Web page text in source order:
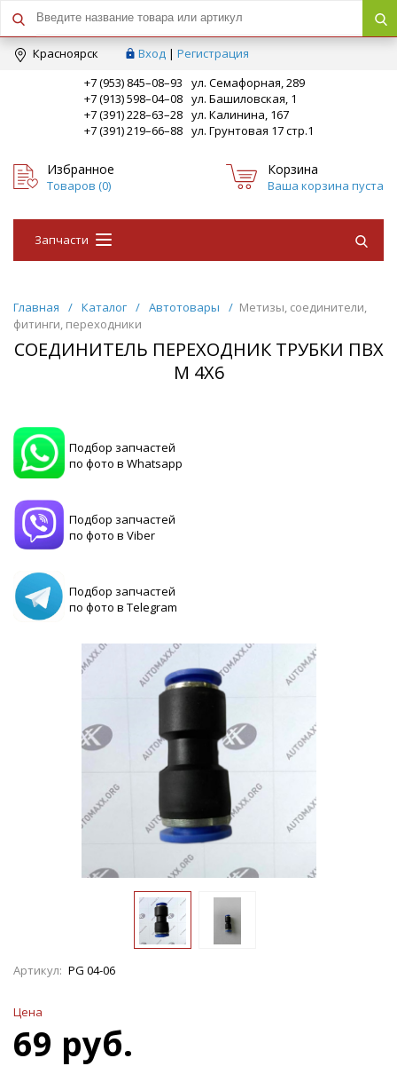
Краcноярск Вход | Регистрация
+7 (953) 845–08–93
ул. Семафорная, 289
+7 (913) 598–04–08 ул. Башиловская, 1
+7 (391) 228–63–28 ул. Калинина, 167
+7 (391) 219–66–88 ул. Грунтовая 17 стр.1
Избранное
Товаров (0)
Корзина
Ваша корзина пуста
Запчасти
Главная / Каталог / Автотовары / Метизы, соединители,
фитинги, переходники
СОЕДИНИТЕЛЬ ПЕРЕХОДНИК ТРУБКИ ПВХ
М 4Х6
Подбор запчастей
по фото в Whatsapp
Подбор запчастей
по фото в Viber
Подбор запчастей
по фото в Telegram
Артикул: PG 04-06
Цена
69 руб.